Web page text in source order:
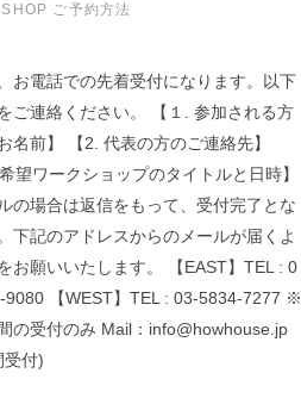
ご予約方法
お電話での先着受付になります。以下
ご連絡ください。 【１. 参加される方
名前】 【2. 代表の方のご連絡先】
希望ワークショップのタイトルと日時】
の場合は返信をもって、受付完了とな
下記のアドレスからのメールが届くよ
お願いいたします。 【EAST】TEL : 0
9080 【WEST】TEL : 03-5834-7277 ※
の受付のみ Mail：info@howhouse.jp
受付)